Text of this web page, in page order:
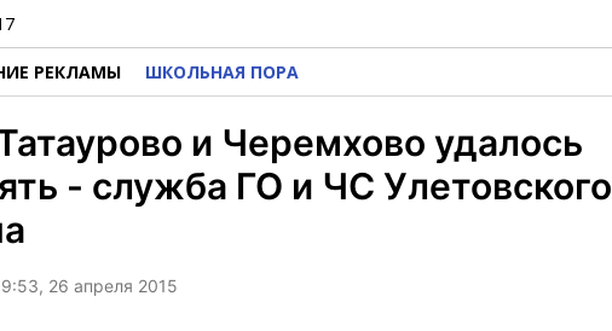
РЕКЛАМЫ ШКОЛЬНАЯ ПОРА
и Черемхово удалось
- служба ГО и ЧС Улетовского
26 апреля 2015